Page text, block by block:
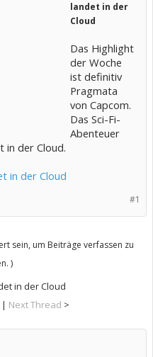
landet in der
Cloud
Das Highlight
der Woche
ist definitiv
Pragmata
von Capcom.
Das Sci-Fi-
Abenteuer
in der Cloud.
in der Cloud
#1
sein, um Beiträge verfassen zu
)
in der Cloud
| Next Thread >